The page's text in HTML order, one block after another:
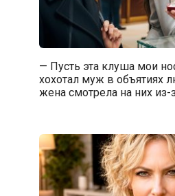
— Пусть эта клуша мои
хохотал муж в объятиях
жена смотрела на них из-